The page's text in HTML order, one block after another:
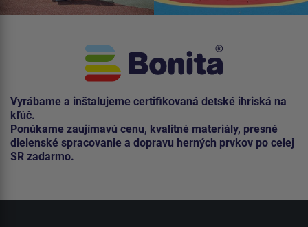
Vyrábame a inštalujeme certifikovaná detské ihriská na
kľúč.
Ponúkame zaujímavú cenu, kvalitné materiály, presné
dielenské spracovanie a dopravu herných prvkov po celej
SR zadarmo.